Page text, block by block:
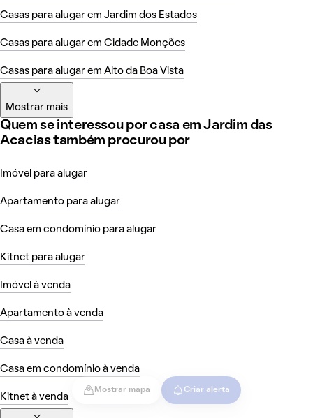
Mostrar mapa Criar alerta
Casas para alugar em Jardim dos Estados
Casas para alugar em Cidade Monções
Casas para alugar em Alto da Boa Vista
Mostrar mais
Quem se interessou por casa em Jardim das
Acacias também procurou por
Imóvel para alugar
Apartamento para alugar
Casa em condomínio para alugar
Kitnet para alugar
Imóvel à venda
Apartamento à venda
Casa à venda
Casa em condomínio à venda
Kitnet à venda